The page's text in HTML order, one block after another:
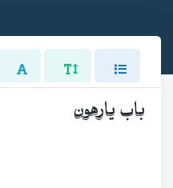
باب يارهون